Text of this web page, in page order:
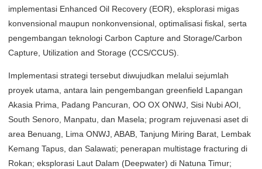
implementasi Enhanced Oil Recovery (EOR), eksplorasi migas
konvensional maupun nonkonvensional, optimalisasi fiskal, serta
pengembangan teknologi Carbon Capture and Storage/Carbon
Capture, Utilization and Storage (CCS/CCUS).
Implementasi strategi tersebut diwujudkan melalui sejumlah
proyek utama, antara lain pengembangan greenfield Lapangan
Akasia Prima, Padang Pancuran, OO OX ONWJ, Sisi Nubi AOI,
South Senoro, Manpatu, dan Masela; program rejuvenasi aset di
area Benuang, Lima ONWJ, ABAB, Tanjung Miring Barat, Lembak
Kemang Tapus, dan Salawati; penerapan multistage fracturing di
Rokan; eksplorasi Laut Dalam (Deepwater) di Natuna Timur;